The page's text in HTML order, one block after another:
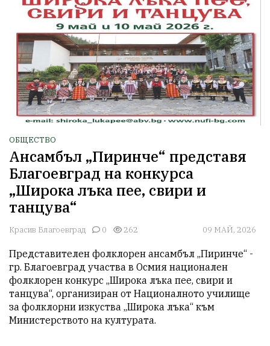
ОБЩЕСТВО
Ансамбъл „Пиринче“ представя
Благоевград на конкурса
„Широка лъка пее, свири и
танцува“
Красив Благоевград 0 262 09 МАЙ, 2026
Представителен фолклорен ансамбъл „Пиринче“ -
гр. Благоевград участва в Осмия национален
фолклорен конкурс „Широка лъка пее, свири и
танцува“, организиран от Националното училище
за фолклорни изкуства „Широка лъка“ към
Министерството на културата.